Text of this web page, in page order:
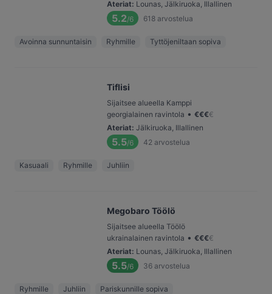
Ateriat: Lounas, Jälkiruoka, Illallinen
5.2/6 618 arvostelua
Avoinna sunnuntaisin Ryhmille Tyttöjeniltaan sopiva
Tiflisi
Sijaitsee alueella Kamppi
georgialainen ravintola • €€€€
Ateriat: Jälkiruoka, Illallinen
5.5/6 42 arvostelua
Kasuaali Ryhmille Juhliin
Megobaro Töölö
Sijaitsee alueella Töölö
ukrainalainen ravintola • €€€€
Ateriat: Lounas, Jälkiruoka, Illallinen
5.5/6 36 arvostelua
Ryhmille Juhliin Pariskunnille sopiva